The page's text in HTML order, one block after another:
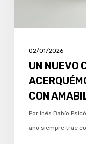
CURIOSIDAD
02/01/2026
UN NUEVO
CON
Por Inés Babío
año siempre trae